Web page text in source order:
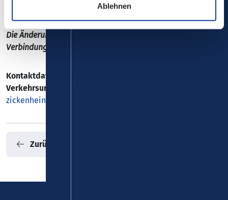
Ablehnen
Die Änderungen sind nicht in der elektronischen
Verbindungsauskunft enthalten!
Kontaktdaten/ zuständiges
Verkehrsunternehmen:
zickenheiner.de
Zurück